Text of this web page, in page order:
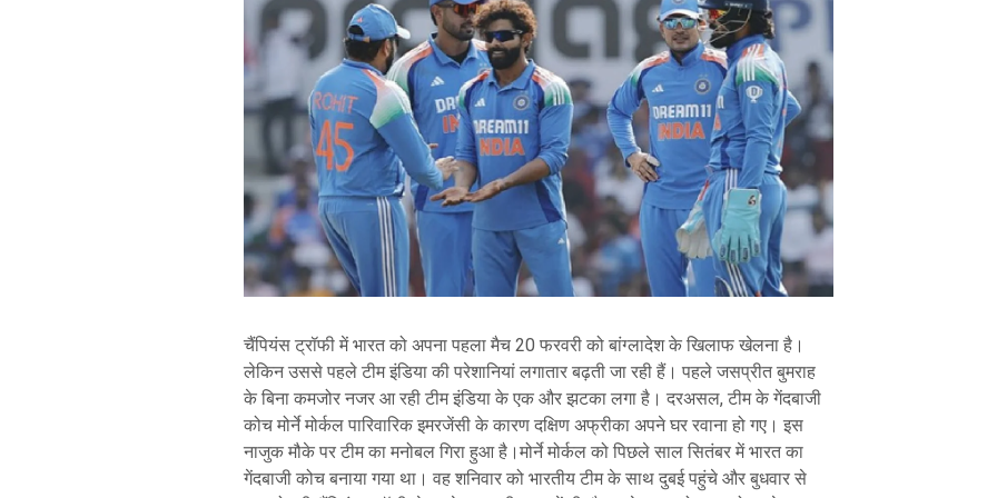
चैंपियंस ट्रॉफी में भारत को अपना पहला मैच 20 फरवरी को बांग्लादेश के खिलाफ खेलना है।
लेकिन उससे पहले टीम इंडिया की परेशानियां लगातार बढ़ती जा रही हैं। पहले जसप्रीत बुमराह
के बिना कमजोर नजर आ रही टीम इंडिया के एक और झटका लगा है। दरअसल, टीम के गेंदबाजी
कोच मोर्ने मोर्कल पारिवारिक इमरजेंसी के कारण दक्षिण अफ्रीका अपने घर रवाना हो गए। इस
नाजुक मौके पर टीम का मनोबल गिरा हुआ है।मोर्ने मोर्कल को पिछले साल सितंबर में भारत का
गेंदबाजी कोच बनाया गया था। वह शनिवार को भारतीय टीम के साथ दुबई पहुंचे और बुधवार से